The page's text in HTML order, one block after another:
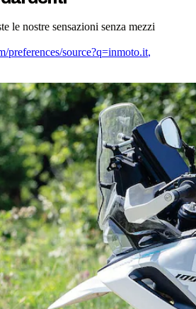
le nostre sensazioni senza mezzi
preferences/source?q=inmoto.it,